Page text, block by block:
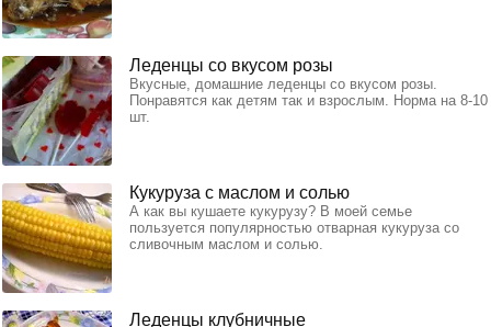
Леденцы со вкусом розы
Вкусные, домашние леденцы со вкусом розы.
Понравятся как детям так и взрослым. Норма на 8-10
шт.
Кукуруза с маслом и солью
А как вы кушаете кукурузу? В моей семье
пользуется популярностью отварная кукуруза со
сливочным маслом и солью.
Леденцы клубничные